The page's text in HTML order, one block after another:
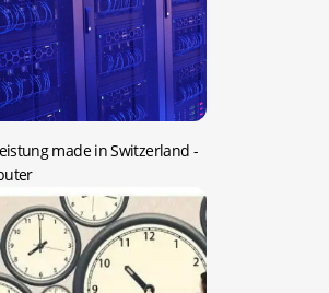
made in Switzerland -